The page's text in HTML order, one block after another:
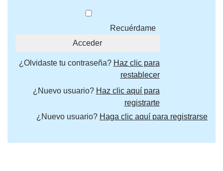
Recuérdame
¿Olvidaste tu contraseña? Haz clic para
restablecer
¿Nuevo usuario? Haz clic aquí para
registrarte
¿Nuevo usuario? Haga clic aquí para registrarse